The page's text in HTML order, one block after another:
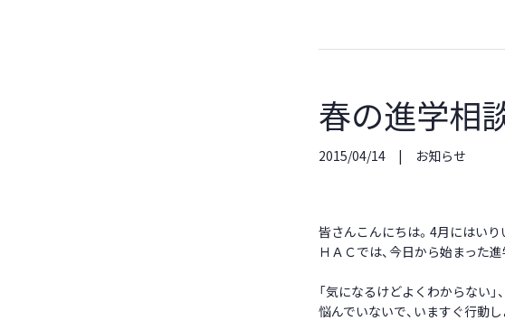
春の進学相
2015/04/14 お知らせ
皆さんこんにちは。4月にはい
ＨＡＣでは、今日から始まった
「気になるけどよくわからない」
悩んでいないで、いますぐ行動し